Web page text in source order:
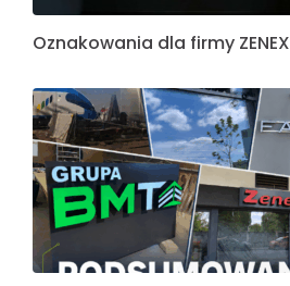
Oznakowania dla firmy ZENEX